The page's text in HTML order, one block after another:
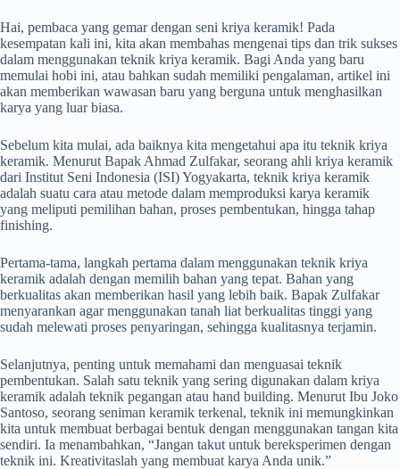
Hai, pembaca yang gemar dengan seni kriya keramik! Pada
kesempatan kali ini, kita akan membahas mengenai tips dan trik sukses
dalam menggunakan teknik kriya keramik. Bagi Anda yang baru
memulai hobi ini, atau bahkan sudah memiliki pengalaman, artikel ini
akan memberikan wawasan baru yang berguna untuk menghasilkan
karya yang luar biasa.
Sebelum kita mulai, ada baiknya kita mengetahui apa itu teknik kriya
keramik. Menurut Bapak Ahmad Zulfakar, seorang ahli kriya keramik
dari Institut Seni Indonesia (ISI) Yogyakarta, teknik kriya keramik
adalah suatu cara atau metode dalam memproduksi karya keramik
yang meliputi pemilihan bahan, proses pembentukan, hingga tahap
finishing.
Pertama-tama, langkah pertama dalam menggunakan teknik kriya
keramik adalah dengan memilih bahan yang tepat. Bahan yang
berkualitas akan memberikan hasil yang lebih baik. Bapak Zulfakar
menyarankan agar menggunakan tanah liat berkualitas tinggi yang
sudah melewati proses penyaringan, sehingga kualitasnya terjamin.
Selanjutnya, penting untuk memahami dan menguasai teknik
pembentukan. Salah satu teknik yang sering digunakan dalam kriya
keramik adalah teknik pegangan atau hand building. Menurut Ibu Joko
Santoso, seorang seniman keramik terkenal, teknik ini memungkinkan
kita untuk membuat berbagai bentuk dengan menggunakan tangan kita
sendiri. Ia menambahkan, “Jangan takut untuk bereksperimen dengan
teknik ini. Kreativitaslah yang membuat karya Anda unik.”